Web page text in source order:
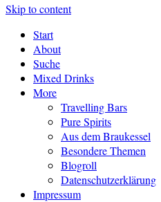
Skip to content
Start
About
Suche
Mixed Drinks
More
Travelling Bars
Pure Spirits
Aus dem Braukessel
Besondere Themen
Blogroll
Datenschutzerklärung
Impressum